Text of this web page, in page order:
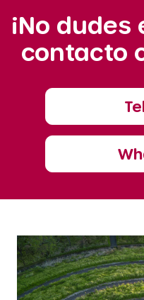
¡No
contacto